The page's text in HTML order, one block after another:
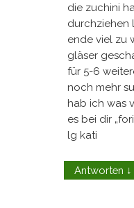
die zuchini
durchziehen
ende viel zu
gläser
für 5-6
noch mehr
hab ich was
es bei dir
lg kati
Antworten ↓